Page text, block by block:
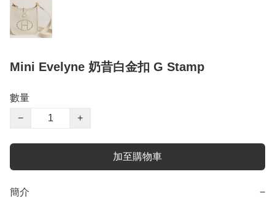
Mini Evelyne 奶昔白金扣 G Stamp
數量
−
+
加至購物車
簡介 −